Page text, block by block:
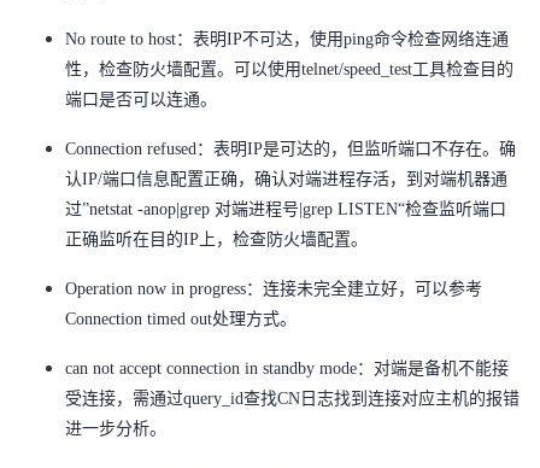
No route to host：表明IP不可达，使用ping命令检查网络连通
性，检查防火墙配置。可以使用telnet/speed_test工具检查目的
端口是否可以连通。
Connection refused：表明IP是可达的，但监听端口不存在。确
认IP/端口信息配置正确，确认对端进程存活，到对端机器通
过”netstat -anop|grep 对端进程号|grep LISTEN“检查监听端口
正确监听在目的IP上，检查防火墙配置。
Operation now in progress：连接未完全建立好，可以参考
Connection timed out处理方式。
can not accept connection in standby mode：对端是备机不能接
受连接，需通过query_id查找CN日志找到连接对应主机的报错
进一步分析。